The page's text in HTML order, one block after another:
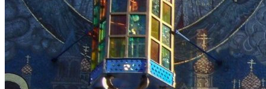
СОБОРА
ПОЛОЖЕНИЕ И ВНУТРЕННИЙ
РАСПОРЯДОК СОБОРА
БИОГРАФИЧЕСКИЕ ДАННЫЕ